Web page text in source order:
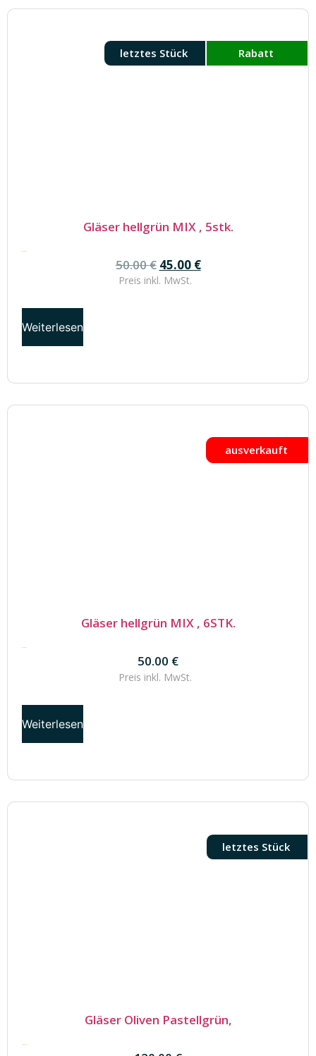
letztes Stück Rabatt
Gläser hellgrün MIX , 5stk.
50.00€ 45.00 €
Preis inkl. MwSt.
Weiterlesen
ausverkauft
Gläser hellgrün MIX , 6STK.
50.00 €
50.00 €
Preis inkl. MwSt.
Weiterlesen
letztes Stück
​Gläser Oliven Pastellgrün,
120.00 €